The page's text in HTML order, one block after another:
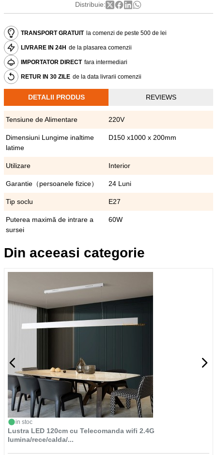
Distribuie:
TRANSPORT GRATUIT la comenzi de peste 500 de lei
LIVRARE IN 24H de la plasarea comenzii
IMPORTATOR DIRECT fara intermediari
RETUR IN 30 ZILE de la data livrarii comenzii
DETALII PRODUS REVIEWS
Tensiune de Alimentare 220V
Dimensiuni Lungime inaltime
latime
D150 x1000 x 200mm
Utilizare Interior
Garantie（persoanele fizice） 24 Luni
Tip soclu E27
Puterea maximă de intrare a
sursei
60W
Din aceeasi categorie
in stoc
Lustra LED 120cm cu Telecomanda wifi 2.4G
lumina/rece/calda/...